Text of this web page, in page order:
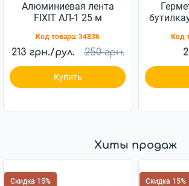
Алюминиевая лента
FIXIT АЛ-1 25 м
Код товара: 34836
213 грн./рул. 250 грн.
Купить
Код
Хиты продаж
Скидка 15% Скидка 15%